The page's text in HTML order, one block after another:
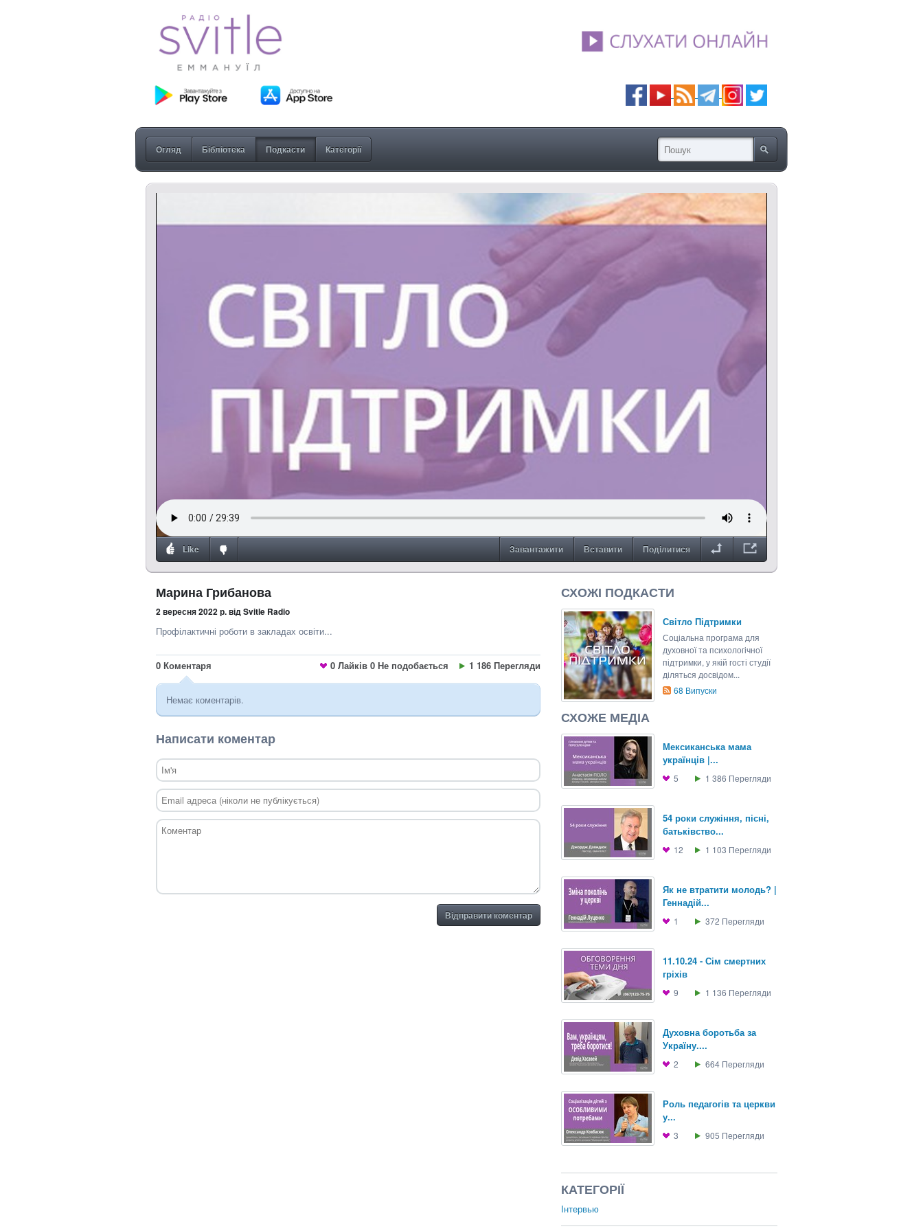
Огляд Бібліотека Подкасти Категорії
Like Поділитися
Вставити
Завантажити
Марина Грибанова
2 вересня 2022 р.від Svitle Radio
Профілактичні роботи в закладах освіти...
1 186 Перегляди
0 Лайків 0 Не подобається
0 Коментаря
Немає коментарів.
Написати коментар
Відправити коментар
СХОЖІ ПОДКАСТИ
Світло Підтримки
Соціальна програма для
духовної та психологічної
підтримки, у якій гості студії
діляться досвідом...
68 Випуски
СХОЖЕ МЕДІА
Мексиканська мама
українців |...
5 1 386 Перегляди
54 роки служіння, пісні,
батьківство...
12 1 103 Перегляди
Як не втратити молодь? |
Геннадій...
1 372 Перегляди
11.10.24 - Сім смертних
гріхів
9 1 136 Перегляди
Духовна боротьба за
Україну....
2 664 Перегляди
Роль педагогів та церкви
у...
3 905 Перегляди
КАТЕГОРІЇ
Інтервью